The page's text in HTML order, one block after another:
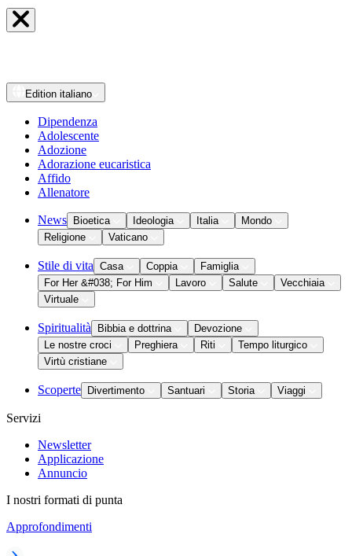
Edition italiano
Dipendenza
Adolescente
Adozione
Adorazione eucaristica
Affido
Allenatore
News Bioetica Ideologia Italia
Mondo
Religione
Vaticano
Stile di vita Casa Coppia
Famiglia
For Her &#038; For Him
Lavoro Salute
Vecchiaia
Virtuale
Spiritualità Bibbia e dottrina
Devozione
Le nostre croci
Preghiera Riti
Tempo liturgico
Virtù cristiane
Scoperte Divertimento Santuari Storia Viaggi
Servizi
Newsletter
Applicazione
Annuncio
I nostri formati di punta
Approfondimenti